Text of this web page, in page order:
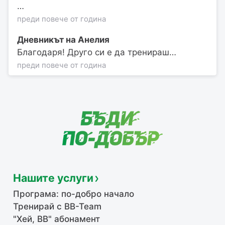
…
преди повече от година
Дневникът на Анелия
Благодаря! Друго си е да тренираш…
преди повече от година
Нашите услуги
Програма: по-добро начало
Тренирай с BB-Team
"Хей, ВВ" абонамент